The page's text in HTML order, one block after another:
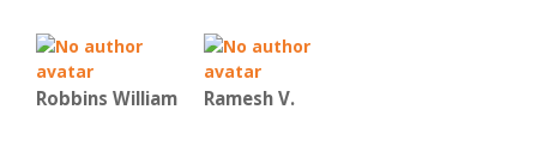
Robbins William Ramesh V.